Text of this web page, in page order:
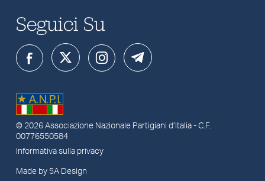
Seguici Su
© 2026 Associazione Nazionale Partigiani d’Italia- C.F.
00776550584
Informativa sulla privacy
Made by 5A Design